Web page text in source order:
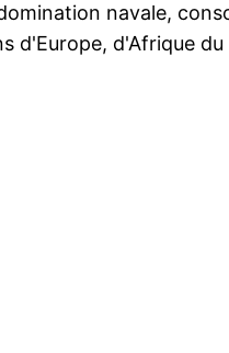
navale,
d'Europe, d'Afrique